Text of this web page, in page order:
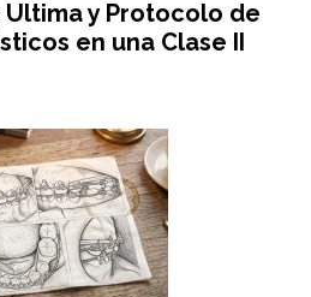
Ultima y Protocolo de
en una Clase II